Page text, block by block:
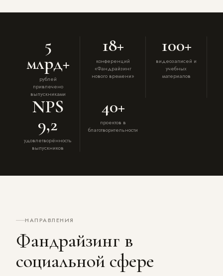
5
млрд+
рублей
привлечено
выпускниками
18+
конференций
«Фандрайзинг
нового времени»
100+
видеозаписей и
учебных
материалов
NPS
9,2
удовлетворённость
выпускников
40+
проектов в
благотворительности
НАПРАВЛЕНИЯ
Фандрайзинг в
социальной сфере